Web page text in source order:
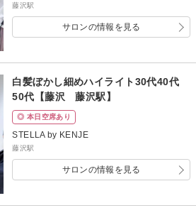
藤沢駅
サロンの情報を見る
白髪ぼかし細めハイライト30代40代
50代【藤沢 藤沢駅】
◎ 本日空席あり
STELLA by KENJE
藤沢駅
サロンの情報を見る